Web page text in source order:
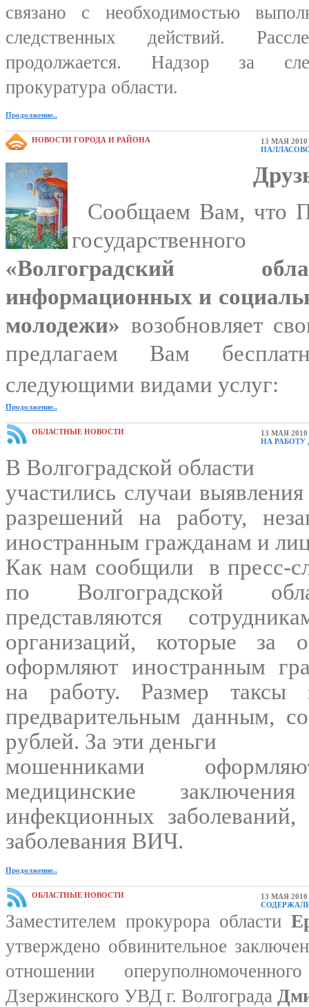
связано с необходимостью
следственных действий.
продолжается. Надзор за
прокуратура области.
Продолжение..
НОВОСТИ ГОРОДА И РАЙОНА
13 МАЯ
Сообщаем Вам, что
«Волгоградский
информационных и
молодежи» возобновляет
предлагаем Вам
следующими видами услуг:
Продолжение..
ОБЛАСТНЫЕ НОВОСТИ
13 МАЯ
НА РАБОТУ
В Волгоградской области
участились случаи
разрешений на работу,
иностранным гражданам и
Как нам сообщили в пресс-
по Волгоградской
представляются
организаций, которые за
оформляют иностранным
на работу. Размер таксы
предварительным данным,
рублей. За эти деньги
мошенниками
медицинские
инфекционных заболеваний,
заболевания ВИЧ.
Продолжение..
ОБЛАСТНЫЕ НОВОСТИ
13 МАЯ
Заместителем прокурора области
утверждено обвинительное
отношении
Дзержинского УВД г. Волгограда